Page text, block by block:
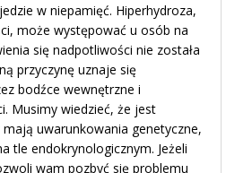
w niepamięć. Hiperhydroza,
może występować u osób na
się nadpotliwości nie została
przyczynę uznaje się
bodźce wewnętrzne i
Musimy wiedzieć, że jest
uwarunkowania genetyczne,
tle endokrynologicznym. Jeżeli
wam pozbyć się problemu